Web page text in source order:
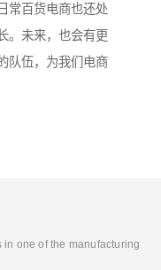
常百货电商也还处
。未来，也会有更
队伍，为我们电商
one of the manufacturing